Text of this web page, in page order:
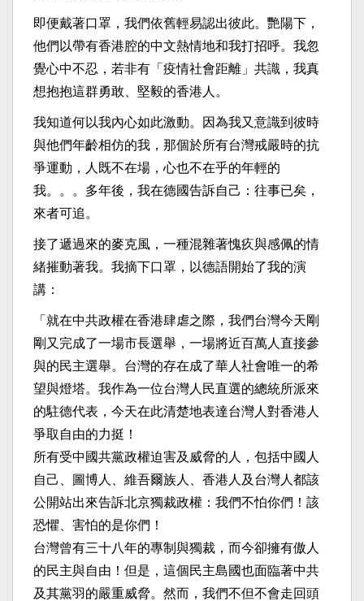
即便戴著口罩，我們依舊輕易認出彼此。艷陽下，
他們以帶有香港腔的中文熱情地和我打招呼。我忽
覺心中不忍，若非有「疫情社會距離」共識，我真
想抱抱這群勇敢、堅毅的香港人。
我知道何以我內心如此激動。因為我又意識到彼時
與他們年齡相仿的我，那個於所有台灣戒嚴時的抗
爭運動，人既不在場，心也不在乎的年輕的
我。。。多年後，我在德國告訴自己：往事已矣，
來者可追。
接了遞過來的麥克風，一種混雜著愧疚與感佩的情
緒摧動著我。我摘下口罩，以德語開始了我的演
講：
「就在中共政權在香港肆虐之際，我們台灣今天剛
剛又完成了一場市長選舉，一場將近百萬人直接參
與的民主選舉。台灣的存在成了華人社會唯一的希
望與燈塔。我作為一位台灣人民直選的總統所派來
的駐德代表，今天在此清楚地表達台灣人對香港人
爭取自由的力挺！
所有受中國共黨政權迫害及威脅的人，包括中國人
自己、圖博人、維吾爾族人、香港人及台灣人都該
公開站出來告訴北京獨裁政權：我們不怕你們！該
恐懼、害怕的是你們！
台灣曾有三十八年的專制與獨裁，而今卻擁有傲人
的民主與自由！但是，這個民主島國也面臨著中共
及其黨羽的嚴重威脅。然而，我們不但不會走回頭